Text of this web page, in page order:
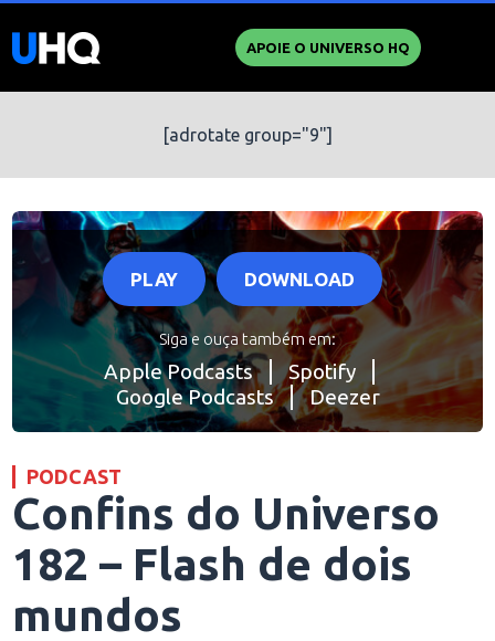
APOIE O UNIVERSO HQ
[adrotate group="9"]
PLAY DOWNLOAD
Siga e ouça também em:
Apple Podcasts
Spotify
Google Podcasts
Deezer
PODCAST
Confins do Universo
182 – Flash de dois
mundos